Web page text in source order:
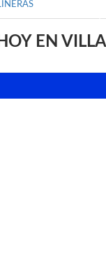
EN